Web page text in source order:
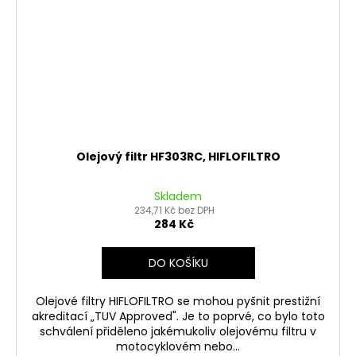
Olejový filtr HF303RC, HIFLOFILTRO
Skladem
234,71 Kč bez DPH
284 Kč
DO KOŠÍKU
Olejové filtry HIFLOFILTRO se mohou pyšnit prestižní
akreditací „TUV Approved". Je to poprvé, co bylo toto
schválení přiděleno jakémukoliv olejovému filtru v
motocyklovém nebo...